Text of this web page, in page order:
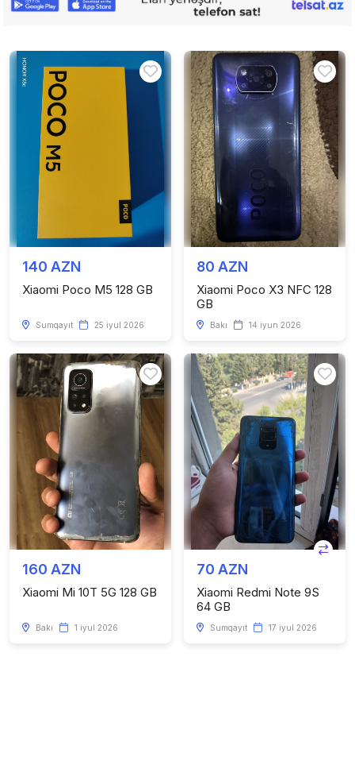
140 AZN
Xiaomi Poco M5 128 GB
Sumqayıt 25 iyul 2026
80 AZN
Xiaomi Poco X3 NFC 128
GB
Bakı 14 iyun 2026
160 AZN
Xiaomi Mi 10T 5G 128 GB
Bakı 1 iyul 2026
70 AZN
Xiaomi Redmi Note 9S
64 GB
Sumqayıt 17 iyul 2026